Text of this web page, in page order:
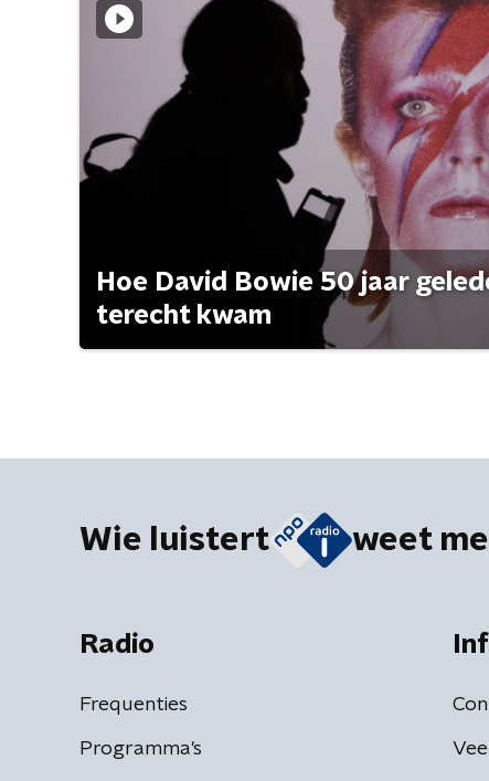
Hoe David Bowie 50 jaar
terecht kwam
Wie luistert weet
Radio
Frequenties
Programma's